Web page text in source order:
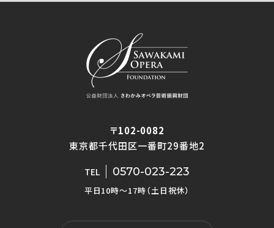
〒102-0082
東京都千代田区一番町29番地2
TEL 0570-023-223
平日10時〜17時（土日祝休）